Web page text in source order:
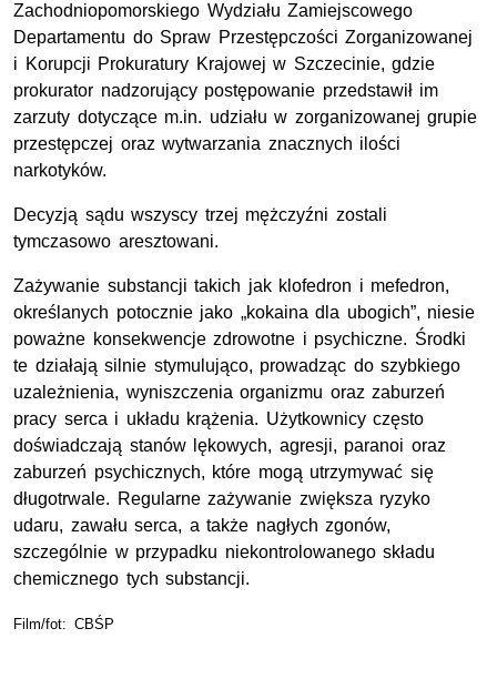
Zachodniopomorskiego Wydziału Zamiejscowego
Departamentu do Spraw Przestępczości Zorganizowanej
i Korupcji Prokuratury Krajowej w Szczecinie, gdzie
prokurator nadzorujący postępowanie przedstawił im
zarzuty dotyczące m.in. udziału w zorganizowanej grupie
przestępczej oraz wytwarzania znacznych ilości
narkotyków.
Decyzją sądu wszyscy trzej mężczyźni zostali
tymczasowo aresztowani.
Zażywanie substancji takich jak klofedron i mefedron,
określanych potocznie jako „kokaina dla ubogich”, niesie
poważne konsekwencje zdrowotne i psychiczne. Środki
te działają silnie stymulująco, prowadząc do szybkiego
uzależnienia, wyniszczenia organizmu oraz zaburzeń
pracy serca i układu krążenia. Użytkownicy często
doświadczają stanów lękowych, agresji, paranoi oraz
zaburzeń psychicznych, które mogą utrzymywać się
długotrwale. Regularne zażywanie zwiększa ryzyko
udaru, zawału serca, a także nagłych zgonów,
szczególnie w przypadku niekontrolowanego składu
chemicznego tych substancji.
Film/fot: CBŚP